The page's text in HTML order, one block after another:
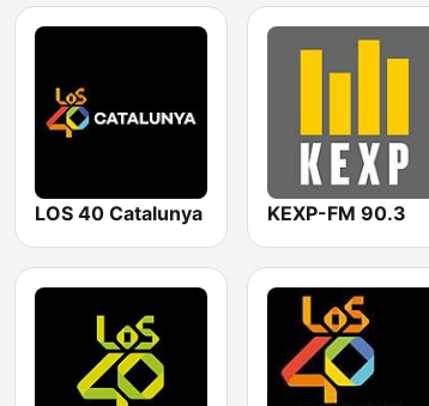
LOS 40 Catalunya KEXP-FM 90.3